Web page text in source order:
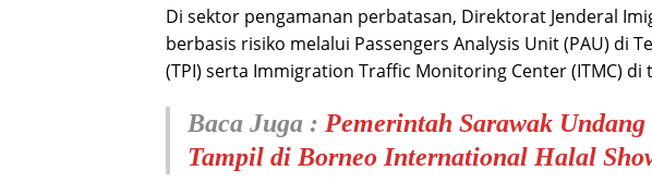
Di sektor pengamanan perbatasan, Direktorat Jenderal
berbasis risiko melalui Passengers Analysis Unit (PAU) di
(TPI) serta Immigration Traffic Monitoring Center (ITMC) di
Baca Juga : Pemerintah Sarawak
Tampil di Borneo International Halal